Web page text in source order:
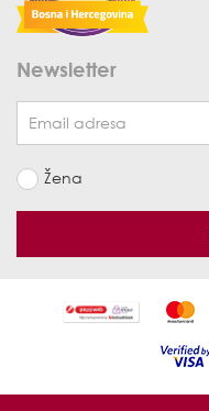
Newsletter
Žena